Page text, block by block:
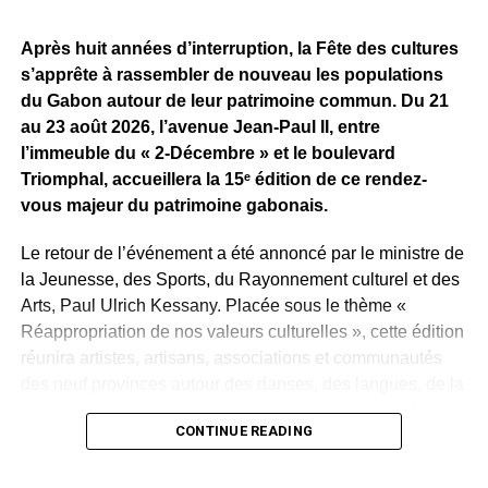
Reste maintenant à savoir ce que Sean Bridon Music
prépare pour sa nouvelle recrue. Car après cette belle
exposition, le véritable défi sera de proposer des projets
réguliers et solides, capables d’inscrire durablement Tris
au premier plan de la scène musicale gabonaise.
WhatsApp
Facebook
X Telegram
Email
>>
Après huit années d’interruption, la Fête des cultures
s’apprête à rassembler de nouveau les populations
du Gabon autour de leur patrimoine commun. Du 21
au 23 août 2026, l’avenue Jean-Paul II, entre
l’immeuble du « 2-Décembre » et le boulevard
Triomphal, accueillera la 15ᵉ édition de ce rendez-
vous majeur du patrimoine gabonais.
Le retour de l’événement a été annoncé par le ministre de
la Jeunesse, des Sports, du Rayonnement culturel et des
Arts, Paul Ulrich Kessany. Placée sous le thème «
Réappropriation de nos valeurs culturelles », cette édition
réunira artistes, artisans, associations et communautés
gastronomie, des rites, des masques et des savoir-faire
CONTINUE READING